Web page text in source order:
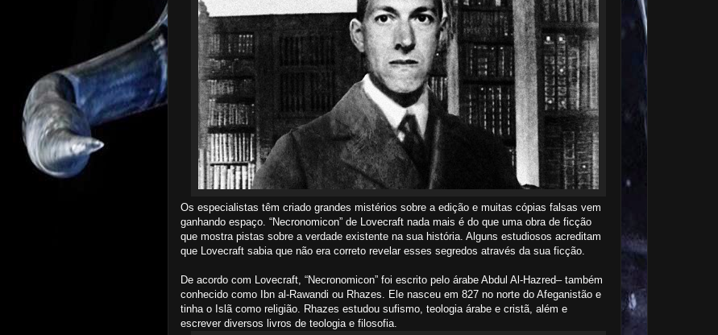
Os especialistas têm criado grandes mistérios sobre a edição e muitas cópias falsas vem
ganhando espaço. “Necronomicon” de Lovecraft nada mais é do que uma obra de ficção
que mostra pistas sobre a verdade existente na sua história. Alguns estudiosos acreditam
que Lovecraft sabia que não era correto revelar esses segredos através da sua ficção.
De acordo com Lovecraft, “Necronomicon” foi escrito pelo árabe Abdul Al-Hazred– também
conhecido como Ibn al-Rawandi ou Rhazes. Ele nasceu em 827 no norte do Afeganistão e
tinha o Islã como religião. Rhazes estudou sufismo, teologia árabe e cristã, além e
escrever diversos livros de teologia e filosofia.